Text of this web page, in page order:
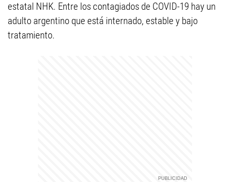
estatal NHK. Entre los contagiados de COVID-19 hay un
adulto argentino que está internado, estable y bajo
tratamiento.